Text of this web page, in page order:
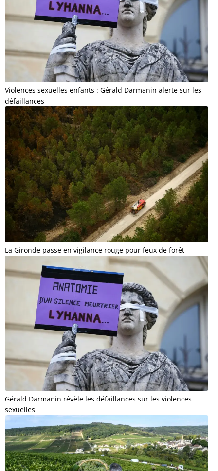
Violences sexuelles enfants : Gérald Darmanin alerte sur les
défaillances
La Gironde passe en vigilance rouge pour feux de forêt
Gérald Darmanin révèle les défaillances sur les violences
sexuelles